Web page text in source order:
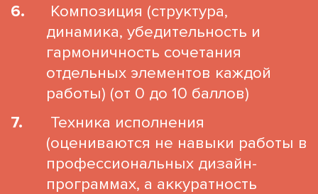
Композиция (структура,
динамика, убедительность и
гармоничность сочетания
отдельных элементов каждой
работы) (от 0 до 10 баллов)
Техника исполнения
(оцениваются не навыки работы в
профессиональных дизайн-
программах, а аккуратность